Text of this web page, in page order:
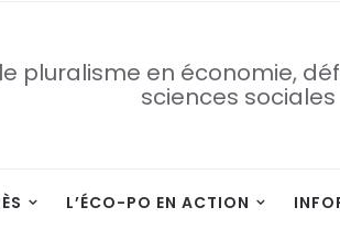
pluralisme en économie,
sciences sociales
L’ÉCO-PO EN ACTION